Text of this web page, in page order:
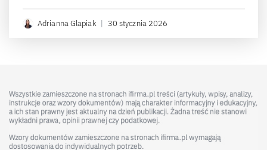
Adrianna Glapiak | 30 stycznia 2026